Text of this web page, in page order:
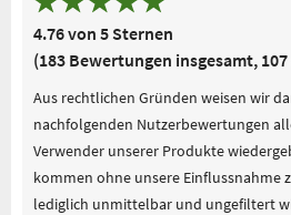
4.76 von 5 Sternen
(183 Bewertungen insgesamt,
Aus rechtlichen Gründen weisen wir
nachfolgenden Nutzerbewertungen
Verwender unserer Produkte
kommen ohne unsere Einflussnahme
lediglich unmittelbar und ungefiltert